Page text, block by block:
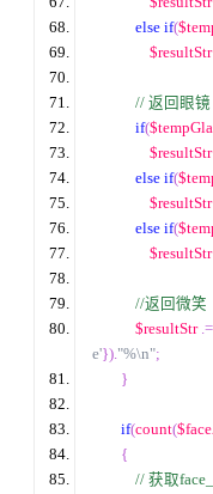
else if(
$resultStr
// 返回眼镜
if(
$resultStr
else if(
$resultStr
else if(
$resultStr
//返回微笑
$resultStr .=
e'})."%\n";
}
if(count(
{
// 获取